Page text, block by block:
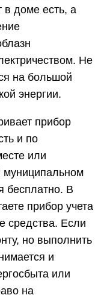
в доме есть, а
Не
на большой
энергии.
прибор
и по
или
муниципальном
бесплатно. В
прибор учета
средства. Если
но выполнить
и
или
на